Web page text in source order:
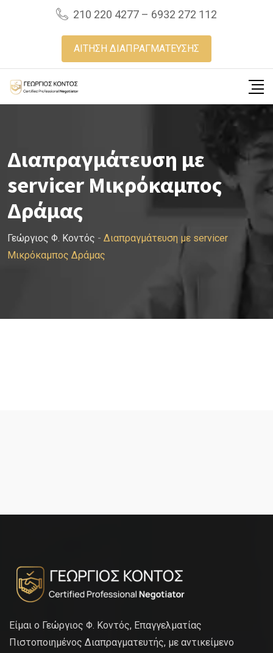
210 220 4277 – 6932 272 112
ΑΙΤΗΣΗ ΔΙΑΠΡΑΓΜΑΤΕΥΣΗΣ
Διαπραγμάτευση με
servicer Μικρόκαμπος
Δράμας
Γεώργιος Φ. Κοντός - Διαπραγμάτευση με servicer
Μικρόκαμπος Δράμας
Είμαι ο Γεώργιος Φ. Κοντός, Επαγγελματίας
Πιστοποιημένος Διαπραγματευτής, με αντικείμενο